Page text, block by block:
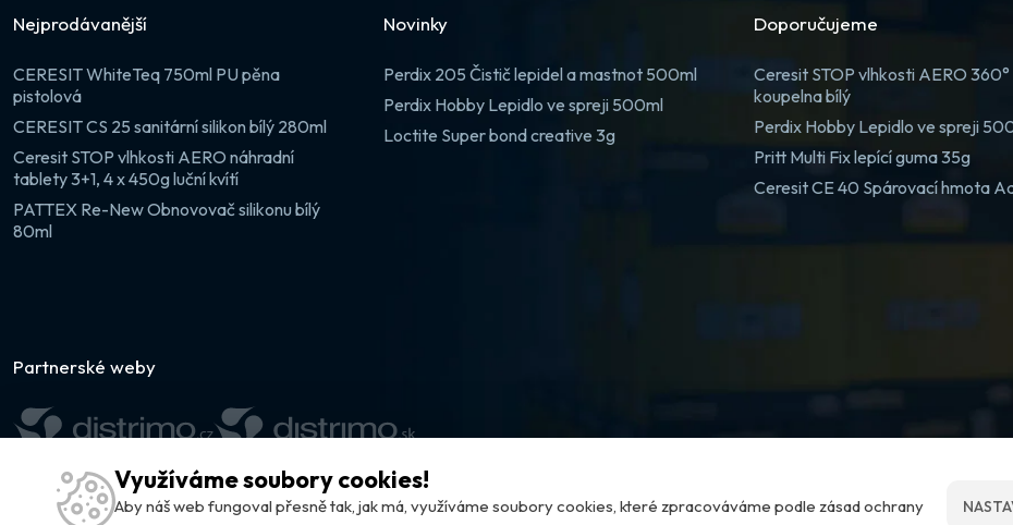
Nejprodávanější
CERESIT WhiteTeq 750ml PU pěna
pistolová
CERESIT CS 25 sanitární silikon bílý 280ml
Ceresit STOP vlhkosti AERO náhradní
tablety 3+1, 4 x 450g luční kvítí
PATTEX Re-New Obnovovač silikonu bílý
80ml
Novinky
Perdix 205 Čistič lepidel a mastnot 500ml
Perdix Hobby Lepidlo ve spreji 500ml
Loctite Super bond creative 3g
Doporučujeme
Ceresit STOP vlhkosti AERO 360°
koupelna bílý
Perdix Hobby Lepidlo ve spreji
Pritt Multi Fix lepící guma 35g
Ceresit CE 40 Spárovací hmota
Partnerské weby
Využíváme soubory cookies!
Aby náš web fungoval přesně tak, jak má, využíváme soubory cookies, které zpracováváme podle zásad ochrany